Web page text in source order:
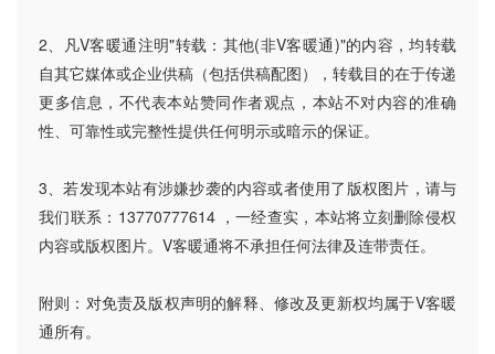
2、凡V客暖通注明"转载：其他(非V客暖通)"的内容，均转载
自其它媒体或企业供稿（包括供稿配图），转载目的在于传递
更多信息，不代表本站赞同作者观点，本站不对内容的准确
性、可靠性或完整性提供任何明示或暗示的保证。
3、若发现本站有涉嫌抄袭的内容或者使用了版权图片，请与
我们联系：13770777614 ，一经查实，本站将立刻删除侵权
内容或版权图片。V客暖通将不承担任何法律及连带责任。
附则：对免责及版权声明的解释、修改及更新权均属于V客暖
通所有。